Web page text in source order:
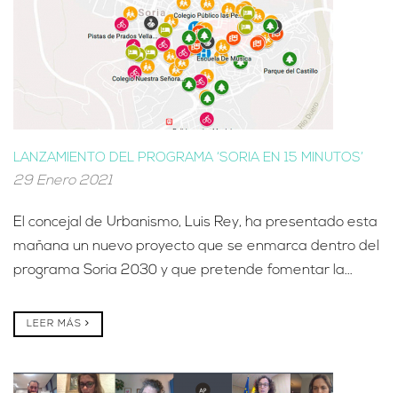
LANZAMIENTO DEL PROGRAMA ‘SORIA EN 15 MINUTOS’
29 Enero 2021
El concejal de Urbanismo, Luis Rey, ha presentado esta
mañana un nuevo proyecto que se enmarca dentro del
programa Soria 2030 y que pretende fomentar la...
LEER MÁS